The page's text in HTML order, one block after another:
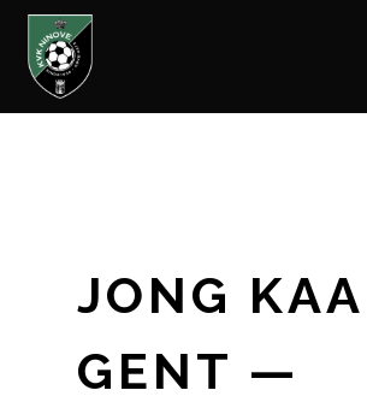
Skip
JONG KAA
GENT —